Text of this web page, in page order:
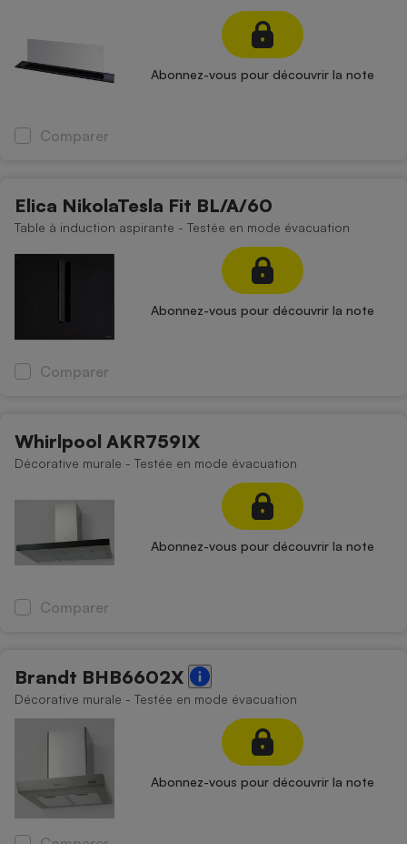
Abonnez-vous pour découvrir la note
Comparer
Elica NikolaTesla Fit BL/A/60
Table à induction aspirante - Testée en mode évacuation
Abonnez-vous pour découvrir la note
Comparer
Whirlpool AKR759IX
Décorative murale - Testée en mode évacuation
Abonnez-vous pour découvrir la note
Comparer
Brandt BHB6602X
Décorative murale - Testée en mode évacuation
Abonnez-vous pour découvrir la note